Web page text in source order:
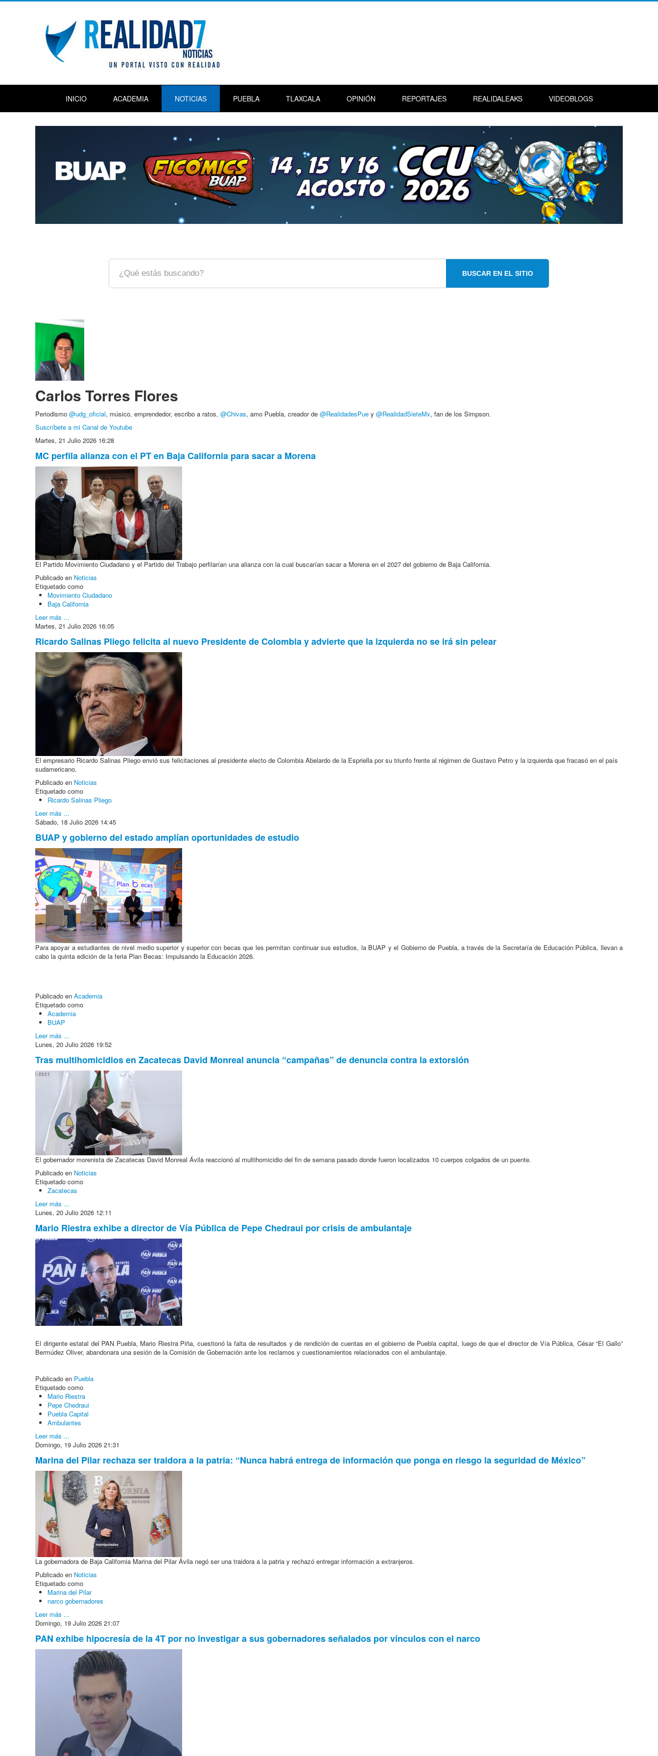
INICIO ACADEMIA NOTICIAS PUEBLA TLAXCALA OPINIÓN REPORTAJES REALIDALEAKS VIDEOBLOGS
BUSCAR EN EL SITIO
Carlos Torres Flores
Periodismo @udg_oficial, músico, emprendedor, escribo a ratos, @Chivas, amo Puebla, creador de @RealidadesPue y @RealidadSieteMx, fan de los Simpson.
Suscríbete a mi Canal de Youtube
Martes, 21 Julio 2026 16:28
MC perfila alianza con el PT en Baja California para sacar a Morena
El Partido Movimiento Ciudadano y el Partido del Trabajo perfilarían una alianza con la cual buscarían sacar a Morena en el 2027 del gobierno de Baja California.
Publicado en Noticias
Etiquetado como
Movimiento Ciudadano
Baja California
Leer más ...
Martes, 21 Julio 2026 16:05
Ricardo Salinas Pliego felicita al nuevo Presidente de Colombia y advierte que la izquierda no se irá sin pelear
El empresario Ricardo Salinas Pliego envió sus felicitaciones al presidente electo de Colombia Abelardo de la Espriella por su triunfo frente al régimen de Gustavo Petro y la izquierda que fracasó en el país
sudamericano.
Publicado en Noticias
Etiquetado como
Ricardo Salinas Pliego
Leer más ...
Sábado, 18 Julio 2026 14:45
BUAP y gobierno del estado amplían oportunidades de estudio
Para apoyar a estudiantes de nivel medio superior y superior con becas que les permitan continuar sus estudios, la BUAP y el Gobierno de Puebla, a través de la Secretaría de Educación Pública, llevan a
cabo la quinta edición de la feria Plan Becas: Impulsando la Educación 2026.
Publicado en Academia
Etiquetado como
Academia
BUAP
Leer más ...
Lunes, 20 Julio 2026 19:52
Tras multihomicidios en Zacatecas David Monreal anuncia “campañas” de denuncia contra la extorsión
El gobernador morenista de Zacatecas David Monreal Ávila reaccionó al multihomicidio del fin de semana pasado donde fueron localizados 10 cuerpos colgados de un puente.
Publicado en Noticias
Etiquetado como
Zacatecas
Leer más ...
Lunes, 20 Julio 2026 12:11
Mario Riestra exhibe a director de Vía Pública de Pepe Chedraui por crisis de ambulantaje
El dirigente estatal del PAN Puebla, Mario Riestra Piña, cuestionó la falta de resultados y de rendición de cuentas en el gobierno de Puebla capital, luego de que el director de Vía Pública, César “El Gallo”
Bermúdez Oliver, abandonara una sesión de la Comisión de Gobernación ante los reclamos y cuestionamientos relacionados con el ambulantaje.
Publicado en Puebla
Etiquetado como
Mario Riestra
Pepe Chedraui
Puebla Capital
Ambulantes
Leer más ...
Domingo, 19 Julio 2026 21:31
Marina del Pilar rechaza ser traidora a la patria: “Nunca habrá entrega de información que ponga en riesgo la seguridad de México”
La gobernadora de Baja California Marina del Pilar Ávila negó ser una traidora a la patria y rechazó entregar información a extranjeros.
Publicado en Noticias
Etiquetado como
Marina del Pilar
narco gobernadores
Leer más ...
Domingo, 19 Julio 2026 21:07
PAN exhibe hipocresía de la 4T por no investigar a sus gobernadores señalados por vínculos con el narco